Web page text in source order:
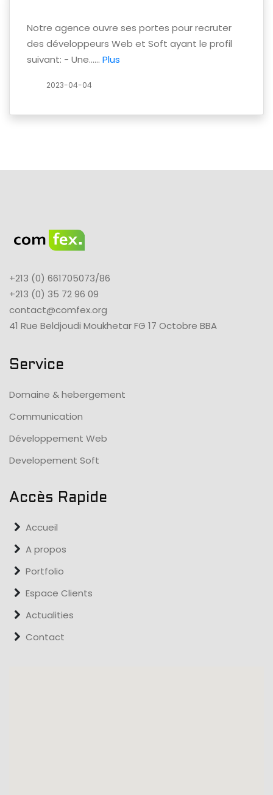
Notre agence ouvre ses portes pour recruter
des développeurs Web et Soft ayant le profil
suivant: - Une...... Plus
2023-04-04
+213 (0) 661705073/86
+213 (0) 35 72 96 09
contact@comfex.org
41 Rue Beldjoudi Moukhetar FG 17 Octobre BBA
Service
Domaine & hebergement
Communication
Développement Web
Developement Soft
Accès Rapide
Accueil
A propos
Portfolio
Espace Clients
Actualities
Contact